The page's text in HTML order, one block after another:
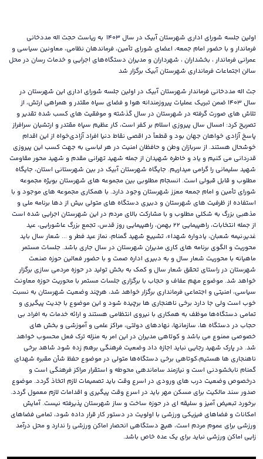
اولین جلسه شورای اداری شهرستان آبیک در سال ۱۴۰۳ به ریاست حجت اله مددخانی
فرماندار و با حضور امام جمعه، اعضای شورای تأمین، فرماندهان نظامی، معاونین سیاسی و
عمرانی فرماندار ، بخشداران ، شهرداران و مدیران دستگاه‌های اجرایی و خدمات رسان در محل
سالن اجتماعات فرمانداری شهرستان آبیک برگزار شد
جت اله مددخانی فرماندار شهرستان آبیک در اولین جلسه شورای اداری این شهرستان در
سال ۱۴۰۳ ضمن تبریک عملیات پیروزمندانه هوا و فضای سپاه مقتدر و همراهی ارتش، از
تلاش های صورت گرفته در شهرستان در سال گذشته و موفقیت های کسب شده تقدیر و
تصریح کرد: امسال سال پیروزی اسلام بر کفر است، کار عظیم سپاه مقتدر و ارتشیان سرافراز
پاسخ آزادی خواهان جهان بود و قطعاً در اقصی نقاط دنیا افراد آزادی‌خواه از این اقدام
خوشحال هستند. از سربازان وطن و حافظان امنیت در هر لباسی به جهت کسب این پیروزی
قدردانی می کنیم و یاد و خاطره شهیدان از جمله شهید تهرانی مقدم و شهید محور مقاومت
شهید سلیمانی را گرامی میداریم. جایگاه شهرستان آبیک در بین شهرستانی استان، جایگاه
مطلوب و قابل قبولی است. انسجام مطلوبی بین مجموعه های شهرستان بویژه مجموعه
شورای تأمین و امام جمعه معزز شهرستان وجود دارد. با همکاری مجموعه های موجود و با
استفاده از ظرفیت های شهرستان و دبیری دستگاه های متولی بیش از دها برنامه ملی و
مذهبی بزرگ به شکلی مطلوب و با مشارکت بالای مردم در این شهرستان اجرایی شده است
از جمله انتخابات، راهپیمایی ۲۲ بهمن، راهپیمایی روز قدس، تجمع بزرگ عاشورایی، عید
غدیر،نیمه شعبان، یادواره شهداء، تشییع شهید گمنام، نماز عید فطر و ... شعار سال باید
محوریت و الگوی برنامه های کاری مدیران شهرستان در سال جاری باشد. جلسات مستمر
ماهیانه با محوریت شعار سال و به دبیری اداره صمت و با حضور فعالین حوزه صنعت
شهرستان در راستای تحقق شعار سال و کمک به بخش تولید در حوزه مردمی سازی برگزار
خواهد شد. موضوع مهم عفاف و حجاب با برگزاری جلسات مستمر با محوریت حوزه معاونت
سیاسی، امنیتی و اجتماعی فرمانداری برگزار خواهد شد، هرچند وضعیت شهرستان به نسبت
خوب است ولی جا دارد برخی ناهنجاری ها برچیده شود و این موضوع با جدیت پیگیری و
تمامی دستگاه‌ها موظف به همکاری با نیروی انتظامی هستند و ارائه خدمات به افراد بی
حجاب در دستگاه ها، سازمانها، نهادهای دولتی، مراکز علمی و آموزشی و بخش های
خصوصی ممنوع می باشد و کوتاهی مدیران در این امر به منزله ترک فعل محسوب خواهد
شد. در پارک شهید رجایی نباید اجازه داد وضعیت فرهنگی برهم زده شود شاهد برخی
ناهنجاری ها هستیم،کوتاهی برخی دستگاه‌ها متولی در موضوع حفظ شأن مقبره شهدای
گمنام نابخشودنی است و نیازمند ساماندهی محوطه و استقرار مراکز فرهنگی است و
درخصوص وضعیت درب های ورودی در اسرع وقت باید تصمیمات لازم اتخاذ گردد. موضوع
صدور سند مالکیت برای مسکن مهر باید در اسرع وقت پیگیری و اقدامات لازم معمول گردد.
برخورد تبعیض آمیز و سلیقه ای در حوزه ساخت و ساز شهرستان پذیرفته نیست. آمایش
امکانات و فضاهای فیزیکی ورزشی با اولویت در دستور کار قرار داده شود، تمامی فضاهای
ورزشی برای عموم مردم است، هیچ دستگاهی انحصار اماکن ورزشی را ندارد و محل درآمد
زایی اماکن ورزشی نباید برای یک عده خاص باشد.